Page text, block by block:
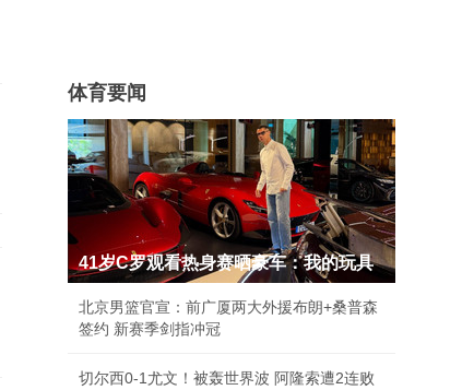
体育要闻
41岁C罗观看热身赛晒豪车：我的玩具
北京男篮官宣：前广厦两大外援布朗+桑普森
签约 新赛季剑指冲冠
切尔西0-1尤文！被轰世界波 阿隆索遭2连败